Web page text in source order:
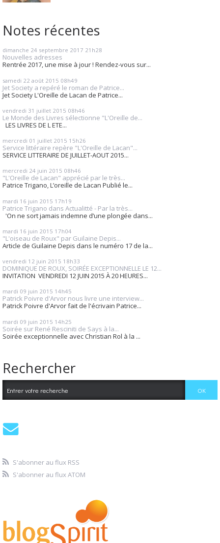
Notes récentes
dimanche 24 septembre 2017 21h28
Nouvelles adresses
Rentrée 2017, une mise à jour ! Rendez-vous sur...
samedi 22 août 2015 08h49
Jet Society a repéré le roman de Patrice...
Jet Society L'Oreille de Lacan de Patrice...
vendredi 31 juillet 2015 08h46
Le Monde des Livres sélectionne "L'Oreille de...
LES LIVRES DE L ETE...
mercredi 01 juillet 2015 15h26
Service littéraire repère "L'Oreille de Lacan"...
SERVICE LITTERAIRE DE JUILLET-AOUT 2015...
mercredi 24 juin 2015 08h46
"L'Oreille de Lacan" apprécié par le très...
Patrice Trigano, L’oreille de Lacan Publié le...
mardi 16 juin 2015 17h19
Patrice Trigano dans Actualitté - Par la très...
'On ne sort jamais indemne d’une plongée dans...
mardi 16 juin 2015 17h04
"L'oiseau de Roux" par Guilaine Depis...
Article de Guilaine Depis dans le numéro 17 de la...
vendredi 12 juin 2015 18h33
DOMINIQUE DE ROUX, SOIRÉE EXCEPTIONNELLE LE 12...
INVITATION VENDREDI 12 JUIN 2015 À 20 HEURES...
mardi 09 juin 2015 14h45
Patrick Poivre d'Arvor nous livre une interview...
Patrick Poivre d'Arvor fait de l'écrivain Patrice...
mardi 09 juin 2015 14h25
Soirée sur René Resciniti de Says à la...
Soirée exceptionnelle avec Christian Rol à la ...
Rechercher
S'abonner au flux RSS
S'abonner au flux ATOM